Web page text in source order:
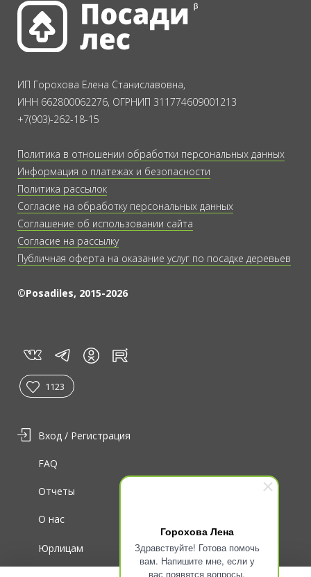
Горохова Лена
Здравствуйте! Готова помочь
вам. Напишите мне, если у
вас появятся вопросы.
ИП Горохова Елена Станиславовна,
ИНН 662800062276, ОГРНИП 311774609001213
+7(903)-262-18-15
Политика в отношении обработки персональных данных
Информация о платежах и безопасности
Политика рассылок
Согласие на обработку персональных данных
Соглашение об использовании сайта
Согласие на рассылку
Публичная оферта на оказание услуг по посадке деревьев
©Posadiles, 2015-2026
vk tg in rt
1123
Вход / Регистрация
Юрлицам
О нас
Отчеты
FAQ